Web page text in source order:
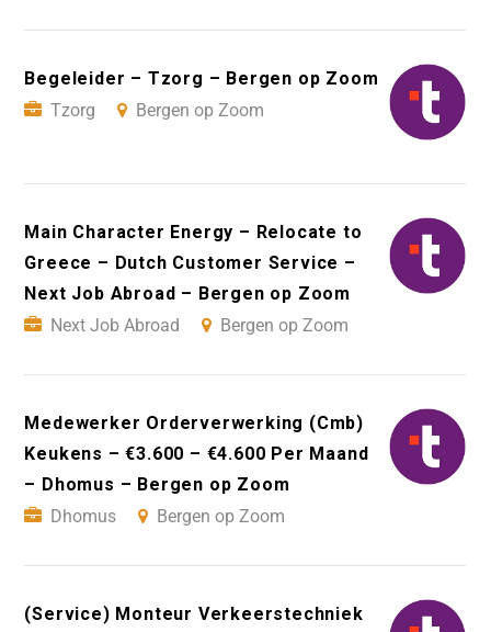
Begeleider – Tzorg – Bergen op Zoom
Tzorg
Bergen op Zoom
Main Character Energy – Relocate to
Greece – Dutch Customer Service –
Next Job Abroad – Bergen op Zoom
Next Job Abroad
Bergen op Zoom
Medewerker Orderverwerking (Cmb)
Keukens – €3.600 – €4.600 Per Maand
– Dhomus – Bergen op Zoom
Dhomus
Bergen op Zoom
(Service) Monteur Verkeerstechniek